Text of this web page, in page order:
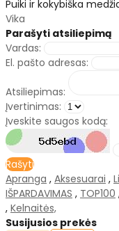
Puiki ir kokybiška
Vika
Parašyti atsiliepimą
Vardas:
El. pašto adresas:
Atsiliepimas:
Įvertinimas:
Įveskite saugos kodą:
Rašyti
Apranga , Aksesuarai ,
IŠPARDAVIMAS , TOP100
, Kelnaitės,
Susijusios prekės